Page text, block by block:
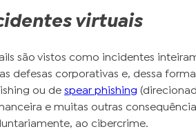
virtuais
são vistos como incidentes
defesas corporativas e, dessa
ou de spear phishing
e muitas outras
ao cibercrime.